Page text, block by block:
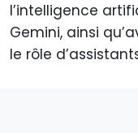
l’intelligence
Gemini, ainsi
le rôle